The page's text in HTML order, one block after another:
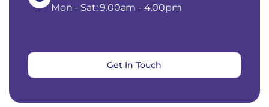
Mon - Sat: 9.00am - 4.00pm